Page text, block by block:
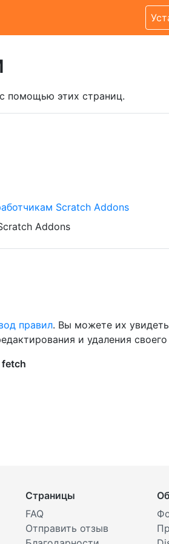
помощью этих страниц.
Scratch Addons
Addons
правил. Вы можете их
и удаления
Страницы
FAQ
Отправить отзыв